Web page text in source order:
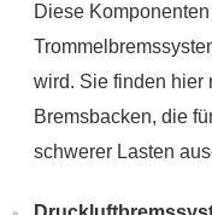
Diese
wird. Sie finden hier
Bremsbacken, die
schwerer Lasten